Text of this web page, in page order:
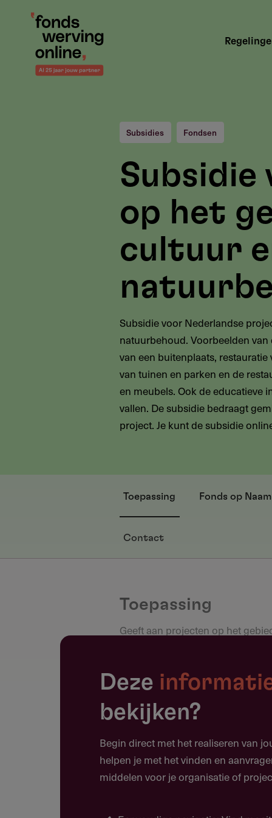
Overslaan
Hoofdnavigatie
Subsidies Fondsen
op het
cultuur
Subsidie voor Nederlandse
natuurbehoud. Voorbeelden
van een buitenplaats,
van tuinen en parken en de
en meubels. Ook de educatieve
vallen. De subsidie bedraagt
project. Je kunt de subsidie
Toepassing Fonds op Naam
Contact
Toepassing
Geeft aan projecten op het
Restauratie buitenplaats
Restauratie toegangshek
Restauratie rijtuigen en
Restauratie manage
Restauratie molens
Deze
bekijken?
Begin direct met het realiseren van
helpen je met het vinden en
middelen voor je organisatie of